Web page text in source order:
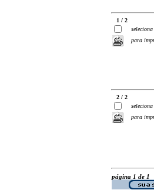
1 / 2
seleciona
para
2 / 2
seleciona
para
página 1 de 1